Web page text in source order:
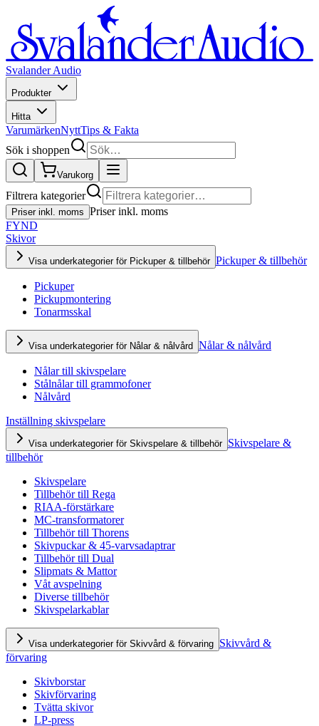
Svalander Audio
Produkter
Hitta
VarumärkenNyttTips & Fakta
Sök i shoppen
Varukorg
Filtrera kategorier
Priser inkl. moms Priser inkl. moms
FYND
Skivor
Visa underkategorier för Pickuper & tillbehör Pickuper & tillbehör
Pickuper
Pickupmontering
Tonarmsskal
Visa underkategorier för Nålar & nålvård Nålar & nålvård
Nålar till skivspelare
Stålnålar till grammofoner
Nålvård
Inställning skivspelare
Visa underkategorier för Skivspelare & tillbehör Skivspelare &
tillbehör
Skivspelare
Tillbehör till Rega
RIAA-förstärkare
MC-transformatorer
Tillbehör till Thorens
Skivpuckar & 45-varvsadaptrar
Tillbehör till Dual
Slipmats & Mattor
Våt avspelning
Diverse tillbehör
Skivspelarkablar
Visa underkategorier för Skivvård & förvaring Skivvård &
förvaring
Skivborstar
Skivförvaring
Tvätta skivor
LP-press